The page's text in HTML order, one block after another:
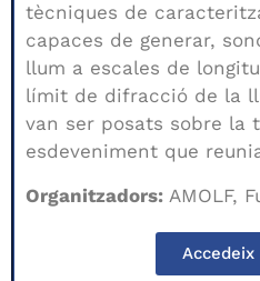
tècniques de
capaces de generar,
llum a escales de
límit de difracció de la
van ser posats sobre la
esdeveniment que
Organitzadors: AMOLF,